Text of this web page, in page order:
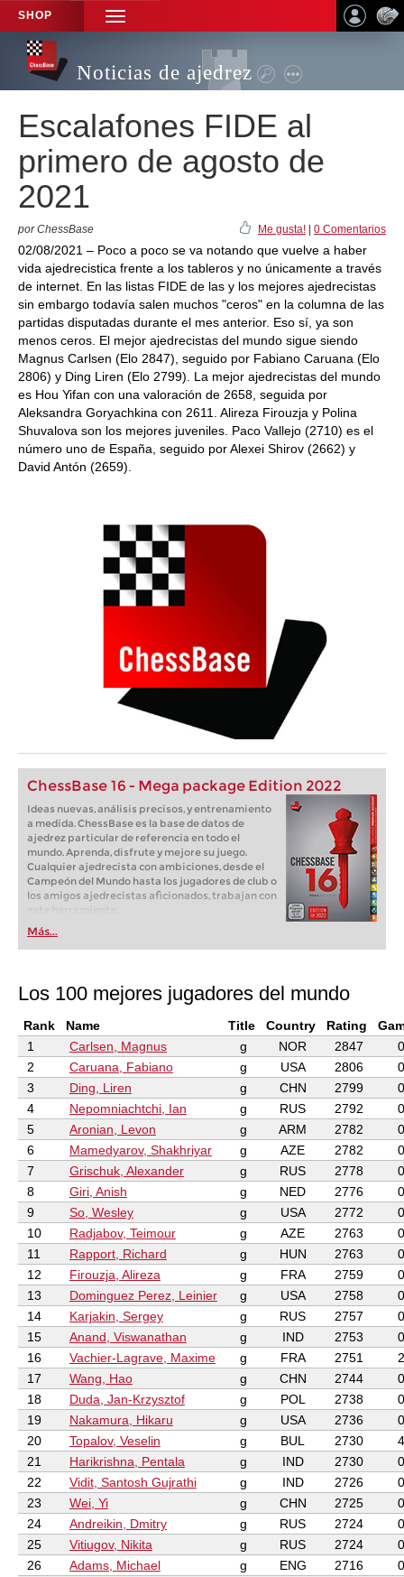
SHOP
TOGGLE
NAVIGATION
Noticias de ajedrez
Escalafones FIDE al
primero de agosto de
2021
por ChessBase Me gusta! 0 Comentarios
02/08/2021 – Poco a poco se va notando que vuelve a haber
vida ajedrecistica frente a los tableros y no únicamente a través
de internet. En las listas FIDE de las y los mejores ajedrecistas
sin embargo todavía salen muchos "ceros" en la columna de las
partidas disputadas durante el mes anterior. Eso sí, ya son
menos ceros. El mejor ajedrecistas del mundo sigue siendo
Magnus Carlsen (Elo 2847), seguido por Fabiano Caruana (Elo
2806) y Ding Liren (Elo 2799). La mejor ajedrecistas del mundo
es Hou Yifan con una valoración de 2658, seguida por
Aleksandra Goryachkina con 2611. Alireza Firouzja y Polina
Shuvalova son los mejores juveniles. Paco Vallejo (2710) es el
número uno de España, seguido por Alexei Shirov (2662) y
David Antón (2659).
ChessBase 16 - Mega package Edition 2022
Ideas nuevas, análisis precisos, y entrenamiento
a medida. ChessBase es la base de datos de
ajedrez particular de referencia en todo el
mundo. Aprenda, disfrute y mejore su juego.
Cualquier ajedrecista con ambiciones, desde el
Campeón del Mundo hasta los jugadores de club o
los amigos ajedrecistas aficionados, trabajan con
Más...
Los 100 mejores jugadores del mundo
Rank Name Title Country Rating
1
Carlsen, Magnus g NOR 2847
0
2
Caruana, Fabiano g USA 2806
0
3
Ding, Liren g CHN 2799
0
4
Nepomniachtchi, Ian g RUS 2792
0
5
Aronian, Levon g ARM 2782
0
6
Mamedyarov, Shakhriyar g AZE 2782
0
7
Grischuk, Alexander g RUS 2778
0
8
Giri, Anish g NED 2776
0
9
So, Wesley g USA 2772
0
10
Radjabov, Teimour g AZE 2763
0
11
Rapport, Richard g HUN 2763
0
12
Firouzja, Alireza g FRA 2759
0
13
Dominguez Perez, Leinier g USA 2758
0
14
Karjakin, Sergey g RUS 2757
0
15
Anand, Viswanathan g IND 2753
0
16
Vachier-Lagrave, Maxime g FRA 2751
2
17
Wang, Hao g CHN 2744
0
18
Duda, Jan-Krzysztof g POL 2738
0
19
Nakamura, Hikaru g USA 2736
0
20
Topalov, Veselin g BUL 2730
4
21
Harikrishna, Pentala g IND 2730
0
22
Vidit, Santosh Gujrathi g IND 2726
0
23
Wei, Yi g CHN 2725
0
24
Andreikin, Dmitry g RUS 2724
0
25
Vitiugov, Nikita g RUS 2724
0
26
Adams, Michael g ENG 2716
0